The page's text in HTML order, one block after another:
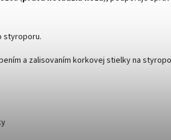
styroporu.
a zalisovaním korkovej stielky na